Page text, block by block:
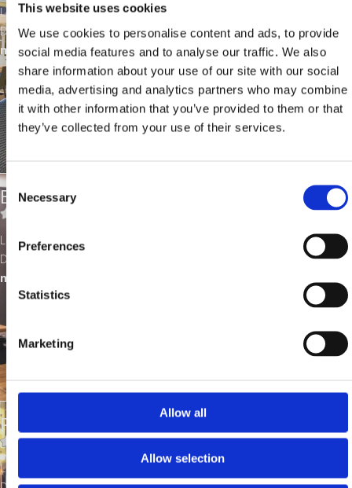
This website uses cookies
We use cookies to personalise content and ads, to provide
social media features and to analyse our traffic. We also
share information about your use of our site with our social
media, advertising and analytics partners who may combine
it with other information that you’ve provided to them or that
they’ve collected from your use of their services.
Consent
Selection
Necessary
Preferences
Statistics
Marketing
Allow all
Allow selection
Location:Crikvenica
Distance from the sea:100
m
BUFFET "TEA"
Location:Crikvenica
Distance from the sea:
m
PIZZERIA "GUŠTI"
Location: